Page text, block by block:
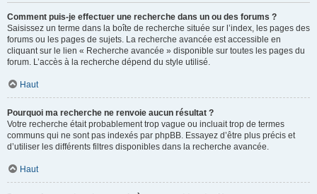
Comment puis-je effectuer une recherche dans un ou des forums ?
Saisissez un terme dans la boîte de recherche située sur l’index, les pages des
forums ou les pages de sujets. La recherche avancée est accessible en
cliquant sur le lien « Recherche avancée » disponible sur toutes les pages du
forum. L’accès à la recherche dépend du style utilisé.
Haut
Pourquoi ma recherche ne renvoie aucun résultat ?
Votre recherche était probablement trop vague ou incluait trop de termes
communs qui ne sont pas indexés par phpBB. Essayez d’être plus précis et
d’utiliser les différents filtres disponibles dans la recherche avancée.
Haut